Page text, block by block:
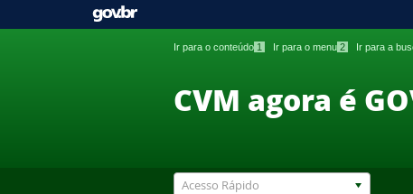
Ir para o conteúdo 1 Ir para o menu 2 Ir para a
CVM agora é
Acesso Rápido